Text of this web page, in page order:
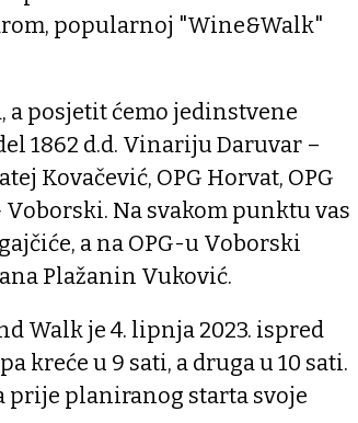
popularnoj "Wine&Walk"
a posjetit ćemo jedinstvene
1862 d.d. Vinariju Daruvar –
Kovačević, OPG Horvat, OPG
Voborski. Na svakom punktu vas
a na OPG-u Voborski
Plažanin Vuković.
Walk je 4. lipnja 2023. ispred
kreće u 9 sati, a druga u 10 sati.
prije planiranog starta svoje